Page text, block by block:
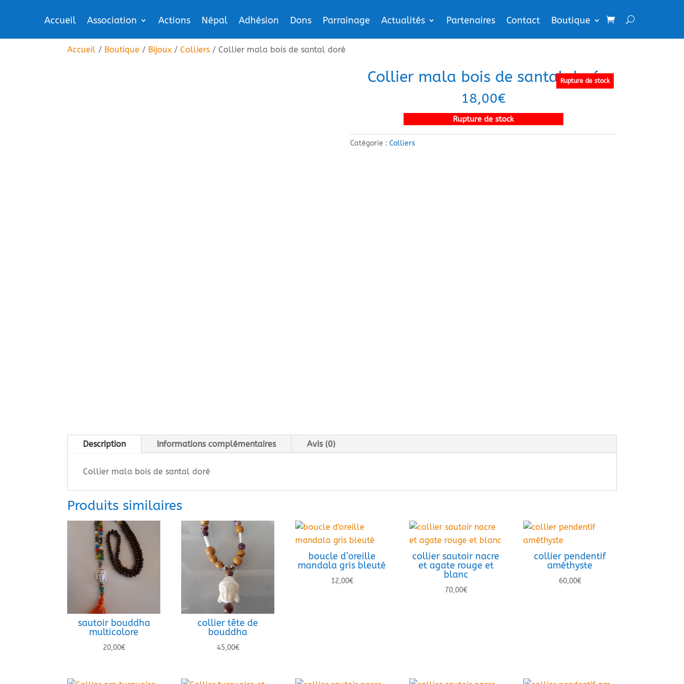
Accueil Association Actions Népal Adhésion Dons Parrainage Actualités Partenaires Contact Boutique
Accueil / Boutique / Bijoux / Colliers / Collier mala bois de santal doré
Collier mala bois de santal doré
18,00€
Rupture de stock
Rupture de stock
Catégorie :Colliers
Description Informations complémentaires Avis (0)
Collier mala bois de santal doré
Produits similaires
sautoir bouddha
multicolore
20,00€
collier tête de
bouddha
45,00€
boucle d’oreille
mandala gris bleuté
12,00€
collier sautoir nacre
et agate rouge et
blanc
70,00€
collier pendentif
améthyste
60,00€